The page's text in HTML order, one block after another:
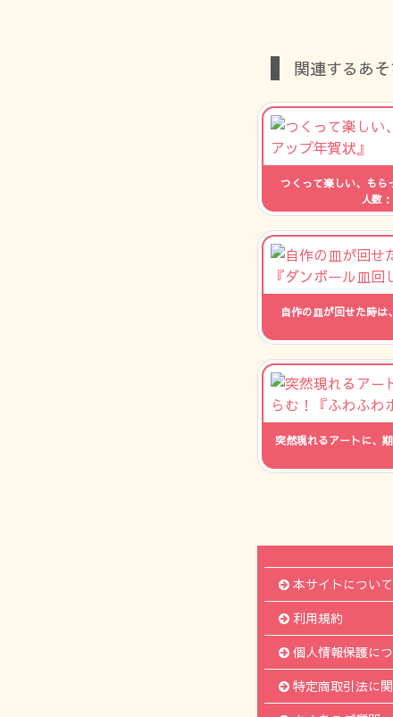
関連するあ
つくって楽しい、もら
人数
自作の皿が回せた時
人数
突然現れるアートに、
人数
本サイトについて
利用規約
個人情報保護に
特定商取引法に